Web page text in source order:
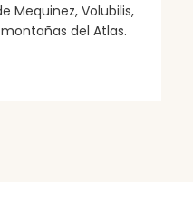
Mequinez, Volubilis,
del Atlas.